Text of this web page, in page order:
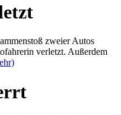
zweier Autos
verletzt. Außerdem